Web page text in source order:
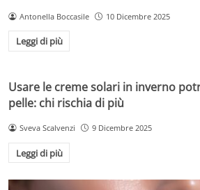
Antonella Boccasile 10 Dicembre 2025
Leggi di più
Usare le creme solari in inverno
pelle: chi rischia di più
Sveva Scalvenzi 9 Dicembre 2025
Leggi di più